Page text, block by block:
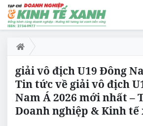
giải vô địch U19 Đông
Tin tức về giải vô địch
Nam Á 2026 mới nhất –
Doanh nghiệp & Kinh tế